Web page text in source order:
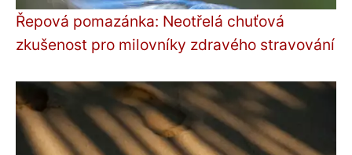
Řepová pomazánka: Neotřelá chuťová
zkušenost pro milovníky zdravého stravování